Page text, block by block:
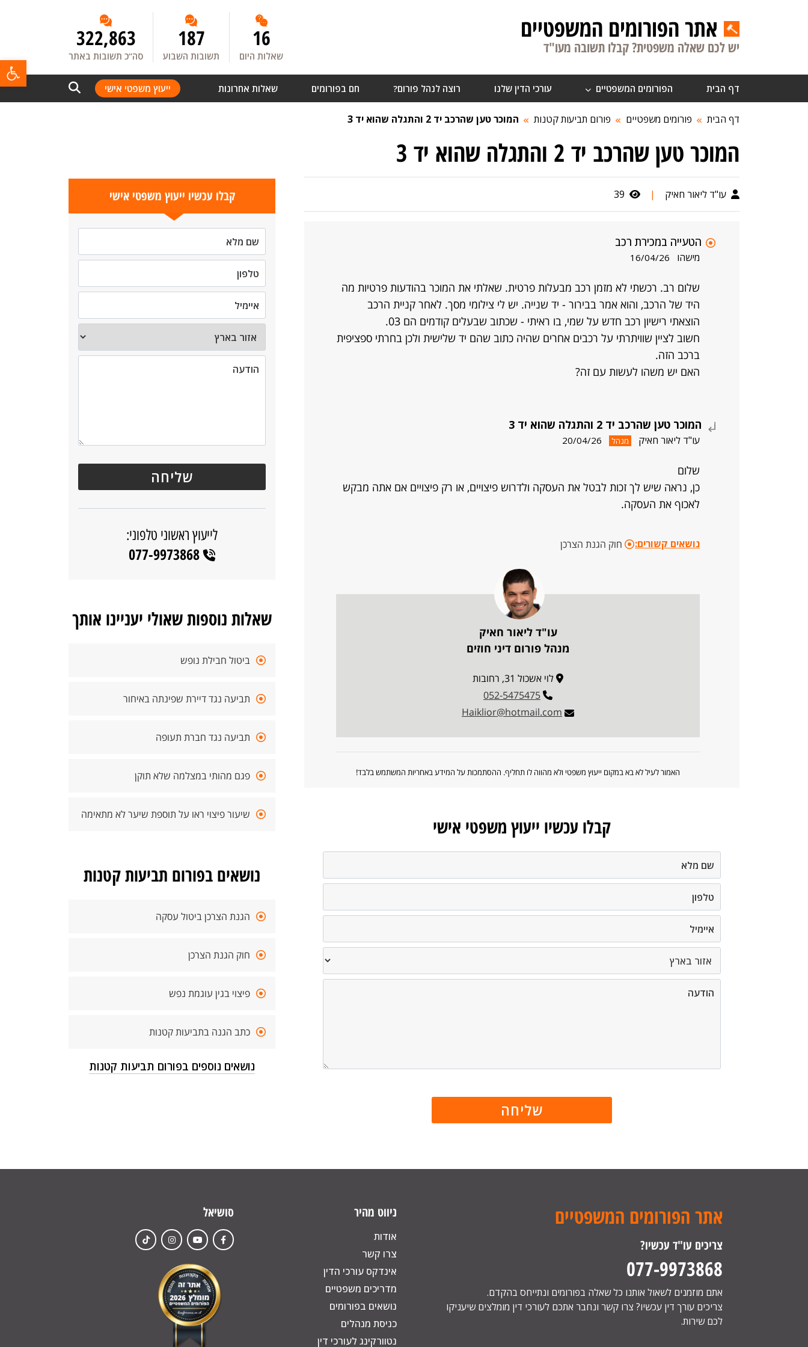
אתר הפורומים המשפטיים
יש לכם שאלה משפטית? קבלו תשובה מעו"ד 16
שאלות היום
187
תשובות השבוע
322,863
סה”כ תשובות באתר
דף הבית הפורומים המשפטיים עורכי הדין שלנו רוצה לנהל פורום? חם בפורומים שאלות אחרונות ייעוץ משפטי אישי
דף הבית פורומים משפטיים פורום תביעות קטנות המוכר טען שהרכב יד 2 והתגלה שהוא יד 3
המוכר טען שהרכב יד 2 והתגלה שהוא יד 3
עו"ד ליאור חאיק |
39
הטעייה במכירת רכב
מישהו 16/04/26
שלום רב. רכשתי לא מזמן רכב מבעלות פרטית. שאלתי את המוכר בהודעות פרטיות מה
היד של הרכב, והוא אמר בבירור - יד שנייה. יש לי צילומי מסך. לאחר קניית הרכב
הוצאתי רישיון רכב חדש על שמי, בו ראיתי - שכתוב שבעלים קודמים הם 03.
חשוב לציין שוויתרתי על רכבים אחרים שהיה כתוב שהם יד שלישית ולכן בחרתי ספציפית
ברכב הזה.
האם יש משהו לעשות עם זה?
המוכר טען שהרכב יד 2 והתגלה שהוא יד 3
עו"ד ליאור חאיק מנהל 20/04/26
שלום
כן, נראה שיש לך זכות לבטל את העסקה ולדרוש פיצויים, או רק פיצויים אם אתה מבקש
לאכוף את העסקה.
נושאים קשורים: חוק הגנת הצרכן
עו"ד ליאור חאיק
מנהל פורום דיני חוזים
לוי אשכול 31, רחובות
052-5475475
Haiklior@hotmail.com
האמור לעיל לא בא במקום ייעוץ משפטי ולא מהווה לו תחליף. ההסתמכות על המידע באחריות המשתמש בלבד!
קבלו עכשיו ייעוץ משפטי אישי
קבלו עכשיו ייעוץ משפטי אישי
לייעוץ ראשוני טלפוני:
077-9973868
שאלות נוספות שאולי יעניינו אותך
ביטול חבילת נופש
תביעה נגד דיירת שפינתה באיחור
תביעה נגד חברת תעופה
פגם מהותי במצלמה שלא תוקן
שיעור פיצוי ראו על תוספת שיער לא מתאימה
נושאים בפורום תביעות קטנות
הגנת הצרכן ביטול עסקה
חוק הגנת הצרכן
פיצוי בגין עוגמת נפש
כתב הגנה בתביעות קטנות
נושאים נוספים בפורום תביעות קטנות
אתר הפורומים המשפטיים
צריכים עו"ד עכשיו?
077-9973868
אתם מוזמנים לשאול אותנו כל שאלה בפורומים ונתייחס בהקדם.
צריכים עורך דין עכשיו? צרו קשר ונחבר אתכם לעורכי דין מומלצים שיעניקו
לכם שירות.
ניווט מהיר
אודות
צרו קשר
אינדקס עורכי הדין
מדריכים משפטיים
נושאים בפורומים
כניסת מנהלים
נטוורקינג לעורכי דין
סושיאל